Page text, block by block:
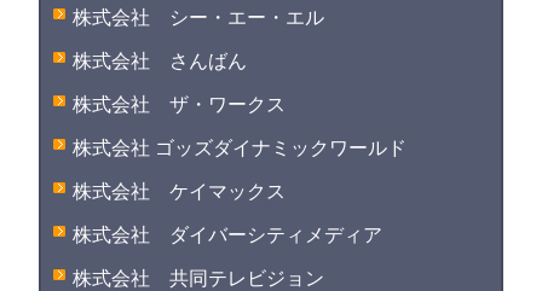
株式会社 シー・エー・エル
株式会社 さんばん
株式会社 ザ・ワークス
株式会社 ゴッズダイナミックワールド
株式会社 ケイマックス
株式会社 ダイバーシティメディア
株式会社 共同テレビジョン